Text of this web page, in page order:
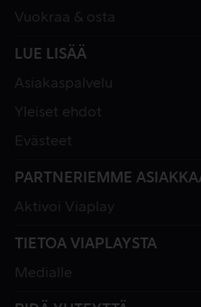
Vuokraa & osta
LUE LISÄÄ
Asiakaspalvelu
Yleiset ehdot
Evästeet
PARTNERIEMME
Aktivoi Viaplay
TIETOA VIAPLAYSTA
Medialle